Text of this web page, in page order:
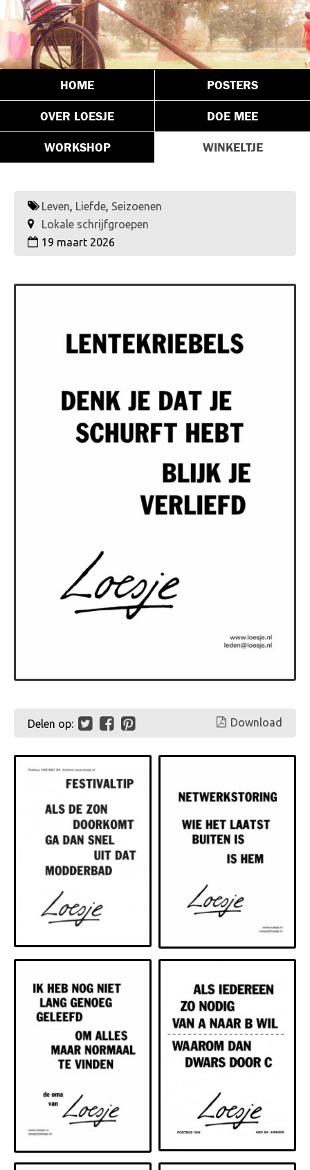
HOME POSTERS
OVER LOESJE DOE MEE
WORKSHOP WINKELTJE
Leven, Liefde, Seizoenen
Lokale schrijfgroepen
19 maart 2026
Delen op: Download